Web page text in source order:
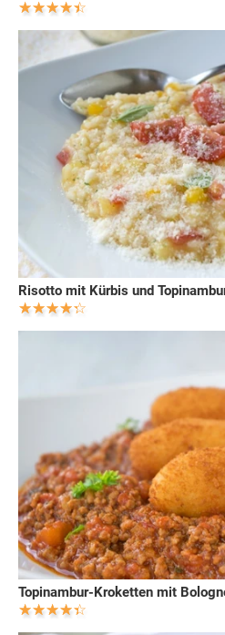
Risotto mit Kürbis und
Topinambur-Kroketten mit